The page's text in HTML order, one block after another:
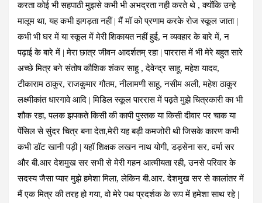
करता कोई भी सहपाठी मुझसे कभी भी अभद्रता नही करते थे , क्योंकि उन्हे
मालूम था, यह कभी झगड़ता नहीं | मैं मॉ को प्रणाम करके रोज स्कूल जाता |
कभी भी घर में या स्कूल में मेरी शिकायत नहीं हुई, न व्यवहार के बारे में, न
पढ़ाई के बारे में | मेरा छात्र जीवन आदर्शतम् रहा | पाररास में भी मेरे बहुत सारे
अच्छे मित्र बने संतोष कौशिक शंकर साहू , देवेन्द्र साहू, महेश यादव,
टीकाराम ठाकुर, राजकुमार गौतम, नीलामणी साहू, नसीम अली, महेश ठाकुर
लक्ष्मीकांत धारगावे आदि | मिडिल स्कूल पाररास में पढ़ते मुझे चित्रकारी का भी
शौक रहा, पलक झपकते किसी की कापी पुस्तक या किसी दीवार पर चाक या
पेंसिल से सुंदर चित्र बना देता,मेरी यह बड़ी कमजोरी थी जिसके कारण कभी
कभी डॉट खानी पड़ी | यहॉ शिक्षक लखन नाथ योगी, डड़सेना सर, वर्मा सर
और बी.आर देशमुख सर सभी से मेरी गहन आत्मीयता रही, उनसे परिवार के
सदस्य जैसा प्यार मुझे हमेशा मिला, लेकिन बी.आर. देशमुख सर से कालांतर में
मैं एक मित्र की तरह हो गया, वो मेरे पथ प्रदर्शक के रूप में हमेशा साथ रहे |